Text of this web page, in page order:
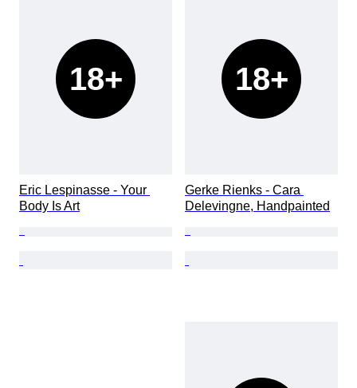
18+
Eric Lespinasse - Your
Body Is Art
18+
Gerke Rienks - Cara
Delevingne, Handpainted